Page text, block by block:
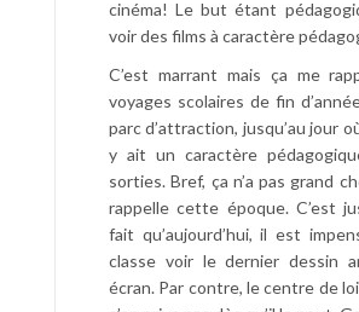
cinéma! Le but étant
voir des films à caractère
C’est marrant mais ça me
voyages scolaires de fin
parc d’attraction, jusqu’au jour
y ait un caractère
sorties. Bref, ça n’a pas grand
rappelle cette époque. C’est
fait qu’aujourd’hui, il est
classe voir le dernier dessin
écran. Par contre, le centre de